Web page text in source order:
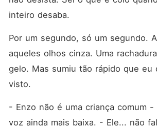
inteiro desaba.
Por um segundo, só um segundo.
aqueles olhos cinza. Uma
gelo. Mas sumiu tão rápido que eu
visto.
- Enzo não é uma criança comum
voz ainda mais baixa. - Ele... não